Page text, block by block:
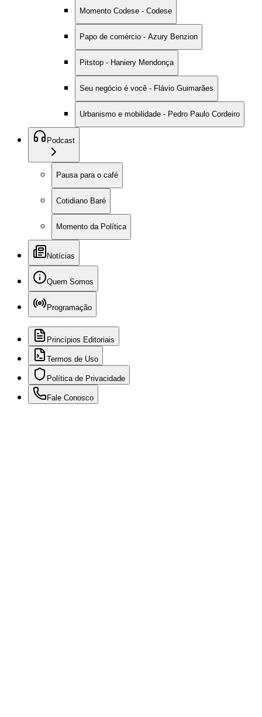
Momento Codese - Codese
Papo de comércio - Azury Benzion
Pitstop - Haniery Mendonça
Seu negócio é você - Flávio Guimarães
Urbanismo e mobilidade - Pedro Paulo Cordeiro
Podcast
Pausa para o café
Cotidiano Baré
Momento da Política
Notícias
Quem Somos
Programação
Princípios Editoriais
Termos de Uso
Política de Privacidade
Fale Conosco